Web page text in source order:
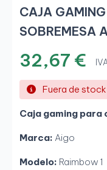
CAJA
SOBREMESA
32,67 €
Fuera de stock
Caja gaming para
Marca: Aigo
Modelo: Raimbow 1